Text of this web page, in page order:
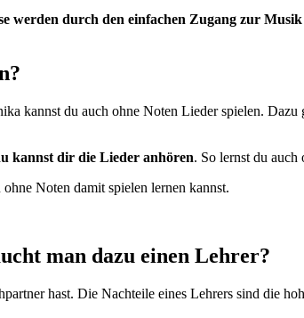
werden durch den einfachen Zugang zur
kannst du auch ohne Noten Lieder spielen.
kannst dir die Lieder anhören. So lernst du
Noten damit spielen lernen kannst.
man dazu einen Lehrer?
hast. Die Nachteile eines Lehrers sind die